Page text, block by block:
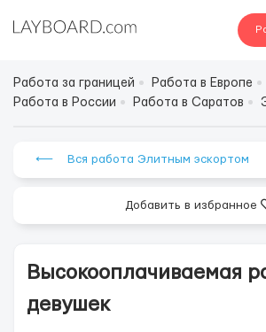
Работа за границей
Работа в Европе
Работа в России
Работа в Саратов
⟵ Вся работа Элитным эскортом
Добавить в избранное
Высокооплачиваемая
девушек